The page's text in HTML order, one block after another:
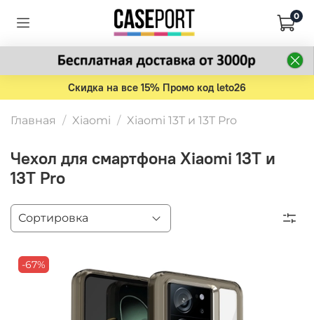
0
Скидка на все 15% Промо код leto26
Главная Xiaomi Xiaomi 13T и 13T Pro
Чехол для смартфона Xiaomi 13T и
13T Pro
-67%